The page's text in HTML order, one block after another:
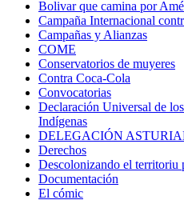
Bolivar que camina por
Campaña Internacional
Campañas y Alianzas
COME
Conservatorios de muyeres
Contra Coca-Cola
Convocatorias
Declaración Universal de
Indígenas
DELEGACIÓN
Derechos
Descolonizando el territoriu
Documentación
El cómic